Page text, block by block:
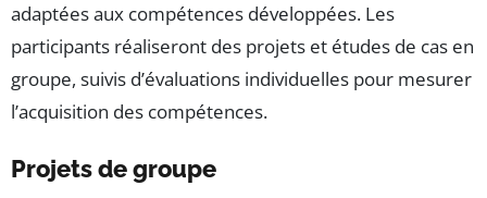
adaptées aux compétences développées. Les
participants réaliseront des projets et études de cas en
groupe, suivis d’évaluations individuelles pour mesurer
l’acquisition des compétences.
Projets de groupe